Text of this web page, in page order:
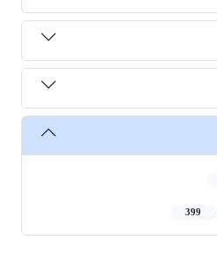
399